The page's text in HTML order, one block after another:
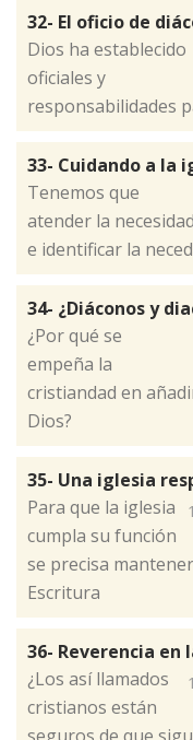
32- El oficio de
Dios ha establecido
oficiales y
responsabilidades
33- Cuidando a la
Tenemos que
atender la necesidad
e identificar la
34- ¿Diáconos y
¿Por qué se
empeña la
cristiandad en
Dios?
35- Una iglesia
Para que la iglesia
cumpla su función
se precisa
Escritura
36- Reverencia en
¿Los así llamados
cristianos están